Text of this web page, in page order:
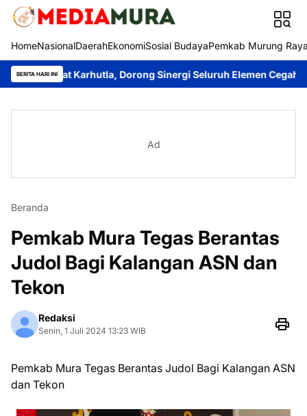
HomeNasionalDaerahEkonomiSosial BudayaPemkab Murung
BERITA HARI INI
Karhutla, Dorong Sinergi Seluruh Elemen Cegah Bencana
Ad
Beranda
Pemkab Mura Tegas Berantas
Judol Bagi Kalangan ASN dan
Tekon
Redaksi
Senin, 1 Juli 2024 13:23 WIB
Pemkab Mura Tegas Berantas Judol Bagi Kalangan ASN
dan Tekon